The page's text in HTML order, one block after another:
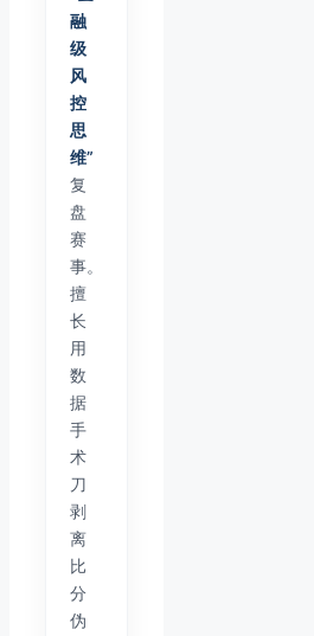
融
级
风
控
思
维”
复
盘
赛
事。
擅
长
用
数
据
手
术
刀
剥
离
比
分
伪